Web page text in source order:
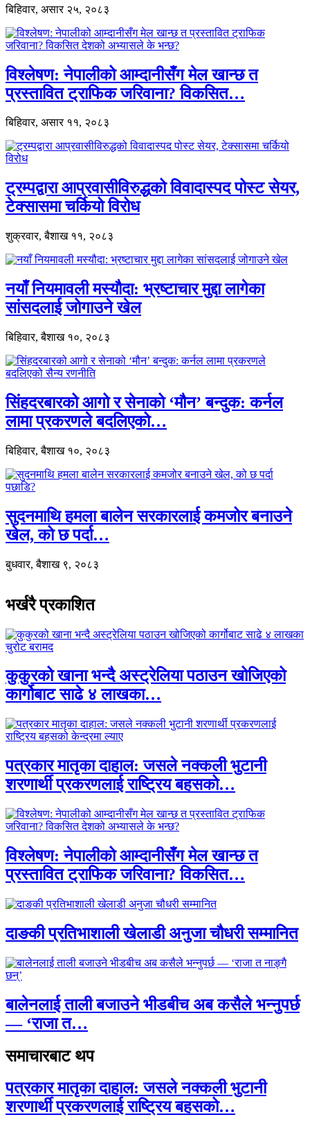
बिहिवार, असार २५, २०८३
विश्लेषण: नेपालीको आम्दानीसँग मेल खान्छ त
प्रस्तावित ट्राफिक जरिवाना? विकसित…
बिहिवार, असार ११, २०८३
ट्रम्पद्वारा आप्रवासीविरुद्धको विवादास्पद पोस्ट सेयर,
टेक्सासमा चर्कियो विरोध
शुक्रवार, बैशाख ११, २०८३
नयाँ नियमावली मस्यौदा: भ्रष्टाचार मुद्दा लागेका
सांसदलाई जोगाउने खेल
बिहिवार, बैशाख १०, २०८३
सिंहदरबारको आगो र सेनाको ‘मौन’ बन्दुक: कर्नल
लामा प्रकरणले बदलिएको…
बिहिवार, बैशाख १०, २०८३
सुदनमाथि हमला बालेन सरकारलाई कमजोर बनाउने
खेल, को छ पर्दा…
बुधवार, बैशाख ९, २०८३
भर्खरै प्रकाशित
कुकुरको खाना भन्दै अस्ट्रेलिया पठाउन खोजिएको
कार्गोबाट साढे ४ लाखका…
पत्रकार मातृका दाहाल: जसले नक्कली भुटानी
शरणार्थी प्रकरणलाई राष्ट्रिय बहसको…
विश्लेषण: नेपालीको आम्दानीसँग मेल खान्छ त
प्रस्तावित ट्राफिक जरिवाना? विकसित…
दाङकी प्रतिभाशाली खेलाडी अनुजा चौधरी सम्मानित
बालेनलाई ताली बजाउने भीडबीच अब कसैले भन्नुपर्छ
— ‘राजा त…
समाचारबाट थप
पत्रकार मातृका दाहाल: जसले नक्कली भुटानी
शरणार्थी प्रकरणलाई राष्ट्रिय बहसको…